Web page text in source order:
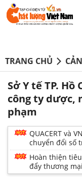
TRANG CHỦ
Sở Y tế TP.
công ty dược,
phạm
QUACERT và
chuyển đổi số
Hoàn thiện
đẩy thương